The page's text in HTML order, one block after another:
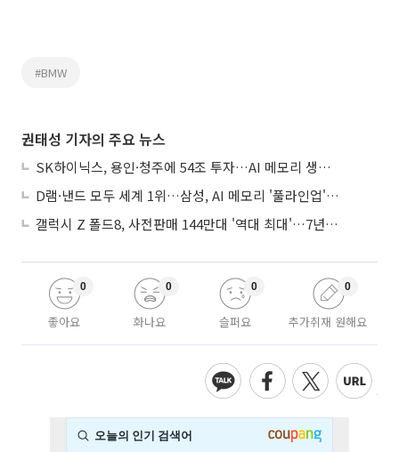
#BMW
권태성 기자의 주요 뉴스
SK하이닉스, 용인·청주에 54조 투자…AI 메모리 생산기지 키운다
D램·낸드 모두 세계 1위…삼성, AI 메모리 '풀라인업'으로 승부
갤럭시 Z 폴드8, 사전판매 144만대 '역대 최대'…7년만에 갤노트10 기록 넘어
좋아요
0
화나요
0
슬퍼요
0
추가취재 원해요
0